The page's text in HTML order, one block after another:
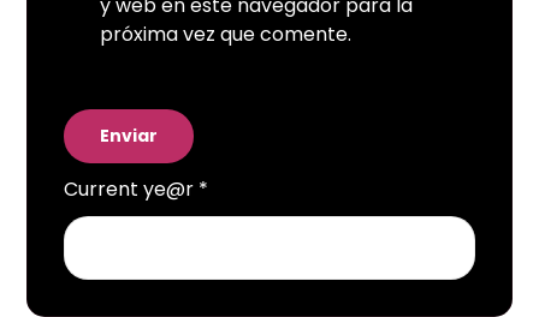
y web en este navegador para la
próxima vez que comente.
Current ye@r *